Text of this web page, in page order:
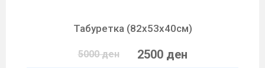
Табуретка (82х53х40см)
5000 ден 2500 ден